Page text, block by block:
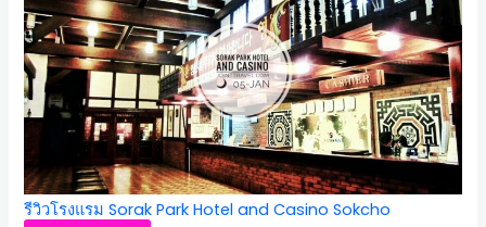
รีวิวโรงแรม Sorak Park Hotel and Casino Sokcho